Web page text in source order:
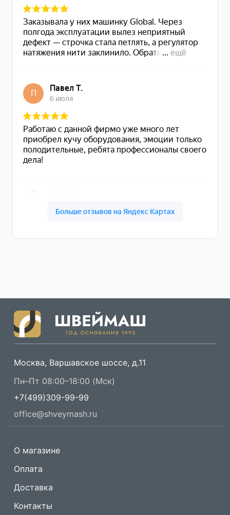
Москва, Варшавское шоссе, д.11
Пн–Пт 08:00–18:00 (Мск)
+7(499)309-99-99
office@shveymash.ru
О магазине
Оплата
Доставка
Контакты